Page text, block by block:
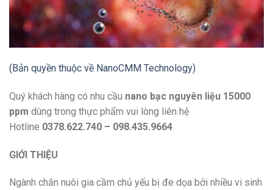
(Bản quyền thuộc về NanoCMM Technology)
Quý khách hàng có nhu cầu nano bạc nguyên liệu 15000
ppm dùng trong thực phẩm vui lòng liên hệ
Hotline 0378.622.740 – 098.435.9664
GIỚI THIỆU
Ngành chăn nuôi gia cầm chủ yếu bị đe dọa bởi nhiều vi sinh